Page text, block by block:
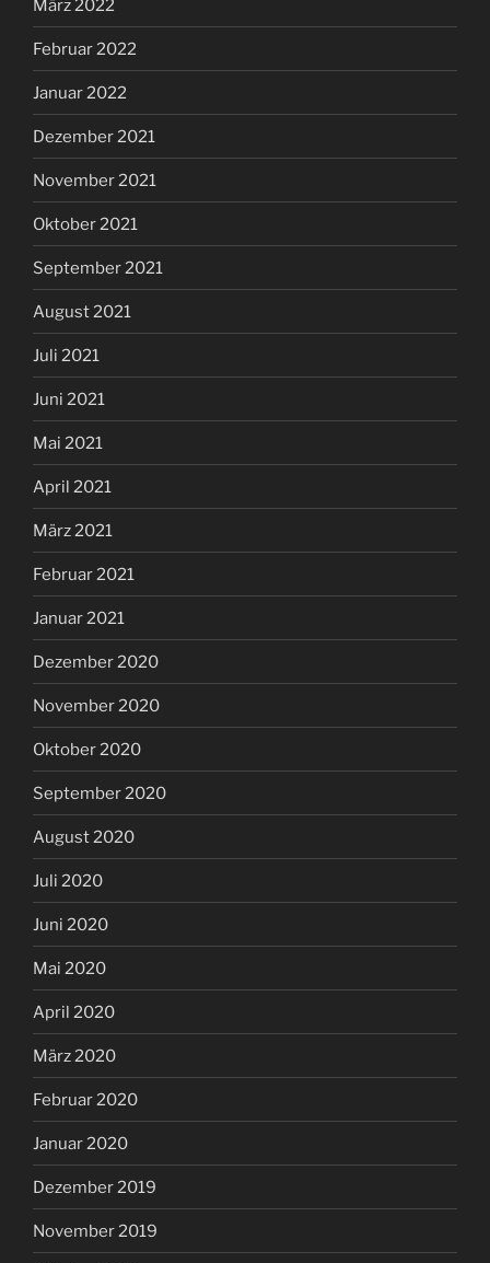
März 2022
Februar 2022
Januar 2022
Dezember 2021
November 2021
Oktober 2021
September 2021
August 2021
Juli 2021
Juni 2021
Mai 2021
April 2021
März 2021
Februar 2021
Januar 2021
Dezember 2020
November 2020
Oktober 2020
September 2020
August 2020
Juli 2020
Juni 2020
Mai 2020
April 2020
März 2020
Februar 2020
Januar 2020
Dezember 2019
November 2019